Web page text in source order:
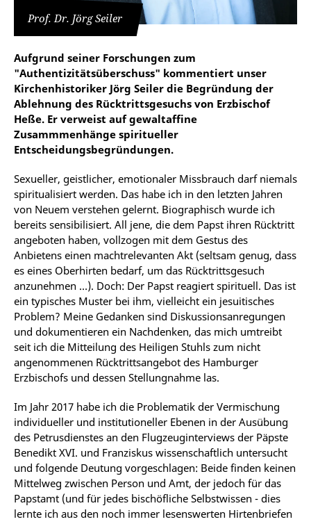
Prof. Dr. Jörg Seiler
Aufgrund seiner Forschungen zum
"Authentizitätsüberschuss" kommentiert unser
Kirchenhistoriker Jörg Seiler die Begründung der
Ablehnung des Rücktrittsgesuchs von Erzbischof
Heße. Er verweist auf gewaltaffine
Zusammmenhänge spiritueller
Entscheidungsbegründungen.
Sexueller, geistlicher, emotionaler Missbrauch darf niemals
spiritualisiert werden. Das habe ich in den letzten Jahren
von Neuem verstehen gelernt. Biographisch wurde ich
bereits sensibilisiert. All jene, die dem Papst ihren Rücktritt
angeboten haben, vollzogen mit dem Gestus des
Anbietens einen machtrelevanten Akt (seltsam genug, dass
es eines Oberhirten bedarf, um das Rücktrittsgesuch
anzunehmen …). Doch: Der Papst reagiert spirituell. Das ist
ein typisches Muster bei ihm, vielleicht ein jesuitisches
Problem? Meine Gedanken sind Diskussionsanregungen
und dokumentieren ein Nachdenken, das mich umtreibt
seit ich die Mitteilung des Heiligen Stuhls zum nicht
angenommenen Rücktrittsangebot des Hamburger
Erzbischofs und dessen Stellungnahme las.
Im Jahr 2017 habe ich die Problematik der Vermischung
individueller und institutioneller Ebenen in der Ausübung
des Petrusdienstes an den Flugzeuginterviews der Päpste
Benedikt XVI. und Franziskus wissenschaftlich untersucht
und folgende Deutung vorgeschlagen: Beide finden keinen
Mittelweg zwischen Person und Amt, der jedoch für das
Papstamt (und für jedes bischöfliche Selbstwissen - dies
lernte ich aus den noch immer lesenswerten Hirtenbriefen